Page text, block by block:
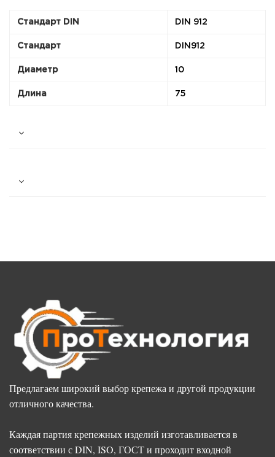
Стандарт DIN DIN 912
Стандарт DIN912
Диаметр 10
Длина 75
Предлагаем широкий выбор крепежа и другой продукции
отличного качества.
Каждая партия крепежных изделий изготавливается в
соответствии с DIN, ISO, ГОСТ и проходит входной